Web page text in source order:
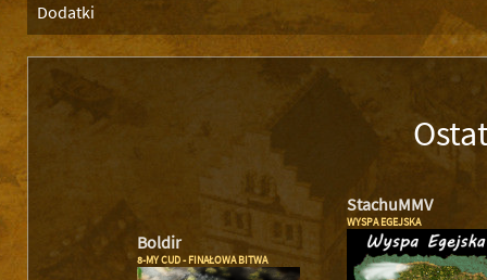
Dodatki
Boldir
8-MY CUD - FINAŁOWA BITWA
StachuMMV
WYSPA EGEJSKA